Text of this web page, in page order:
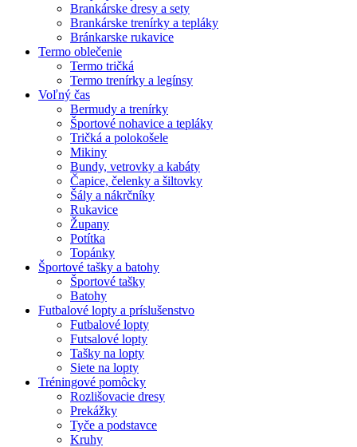
Brankárske dresy a sety
Brankárske trenírky a tepláky
Bránkarske rukavice
Termo oblečenie
Termo tričká
Termo trenírky a legínsy
Voľný čas
Bermudy a trenírky
Športové nohavice a tepláky
Tričká a polokošele
Mikiny
Bundy, vetrovky a kabáty
Čapice, čelenky a šiltovky
Šály a nákrčníky
Rukavice
Župany
Potítka
Topánky
Športové tašky a batohy
Športové tašky
Batohy
Futbalové lopty a príslušenstvo
Futbalové lopty
Futsalové lopty
Tašky na lopty
Siete na lopty
Tréningové pomôcky
Rozlišovacie dresy
Prekážky
Tyče a podstavce
Kruhy